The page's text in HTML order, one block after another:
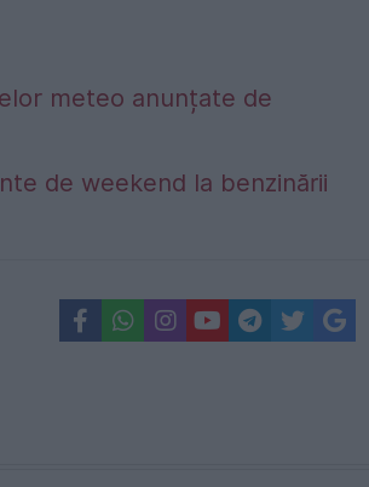
meteo anunțate de
de weekend la benzinării